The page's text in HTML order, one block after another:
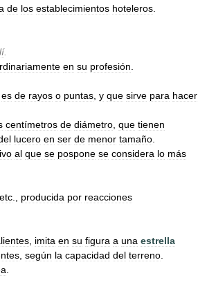
de los establecimientos hoteleros
.
en su profesión
es de rayos o puntas y que sirve para hacer
centímetros de diámetro que tienen
lucero en ser de menor tamaño
al que se pospone se considera lo más
etc producida por reacciones
imita en su figura a una estrella
según la capacidad del terreno